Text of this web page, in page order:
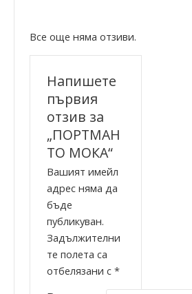
Все още няма отзиви.
Напишете
първия
отзив за
„ПОРТМАН
ТО МОКА“
Вашият имейл
адрес няма да
бъде
публикуван.
Задължителни
те полета са
отбелязани с*